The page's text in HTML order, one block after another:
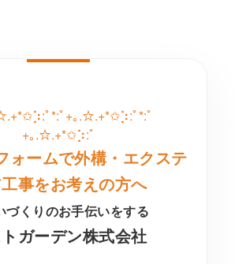
ﾟ*:ﾟ+｡.☆.+*✩⡱:ﾟ*:ﾟ
+｡.☆.+*✩⡱:ﾟ
ォームで外構・エクステ
工事をお考えの方へ
づくりのお手伝いをする
ガーデン株式会社